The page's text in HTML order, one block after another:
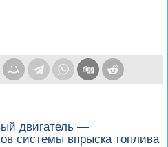
двигатель —
системы впрыска топлива